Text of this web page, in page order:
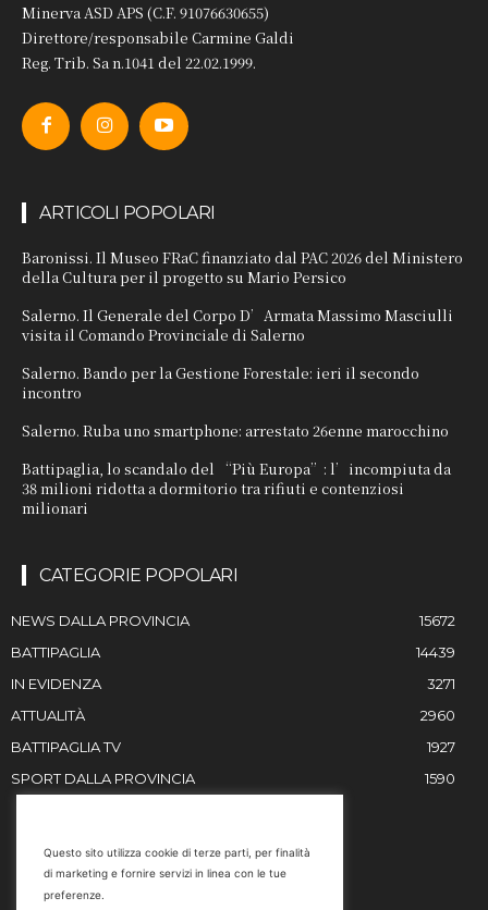
Minerva ASD APS (C.F. 91076630655)
Direttore/responsabile Carmine Galdi
Reg. Trib. Sa n.1041 del 22.02.1999.
ARTICOLI POPOLARI
Baronissi. Il Museo FRaC finanziato dal PAC 2026 del Ministero
della Cultura per il progetto su Mario Persico
Salerno. Il Generale del Corpo D’Armata Massimo Masciulli
visita il Comando Provinciale di Salerno
Salerno. Bando per la Gestione Forestale: ieri il secondo
incontro
Salerno. Ruba uno smartphone: arrestato 26enne marocchino
Battipaglia, lo scandalo del “Più Europa”: l’incompiuta da
38 milioni ridotta a dormitorio tra rifiuti e contenziosi
milionari
CATEGORIE POPOLARI
NEWS DALLA PROVINCIA
15672
BATTIPAGLIA
14439
IN EVIDENZA
3271
ATTUALITÀ
2960
BATTIPAGLIA TV
1927
SPORT DALLA PROVINCIA
1590
Email
Questo sito utilizza cookie di terze parti, per finalità
di marketing e fornire servizi in linea con le tue
preferenze.